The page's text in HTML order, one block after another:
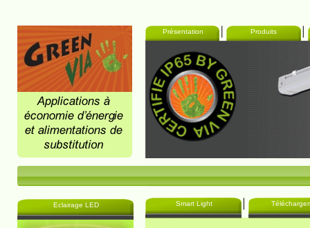
Eclairage LED
Présentation Produits
Smart Light